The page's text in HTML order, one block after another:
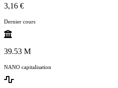
3,16 €
Dernier cours
39.53 M
NANO capitalisation